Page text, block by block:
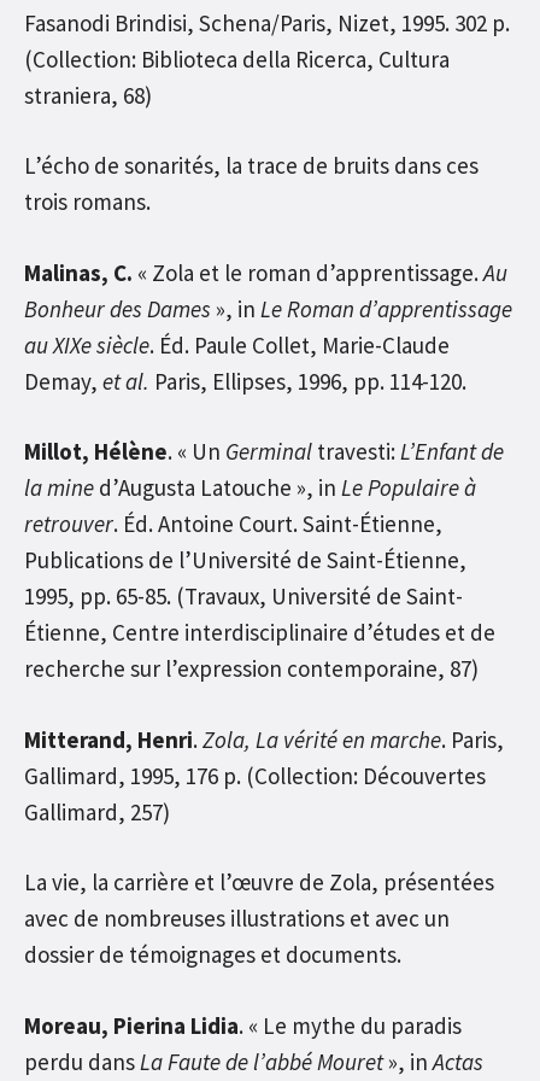
Fasanodi Brindisi, Schena/Paris, Nizet, 1995. 302 p.
(Collection: Biblioteca della Ricerca, Cultura
straniera, 68)
L’écho de sonarités, la trace de bruits dans ces
trois romans.
Malinas, C. « Zola et le roman d’apprentissage.Au
Bonheur des Dames », in Le Roman d’apprentissage
au XIXe siècle. Éd. Paule Collet, Marie-Claude
Demay, et al. Paris, Ellipses, 1996, pp. 114-120.
Millot, Hélène. « Un Germinal travesti:L’Enfant de
la mine d’Augusta Latouche », in Le Populaire à
retrouver. Éd. Antoine Court. Saint-Étienne,
Publications de l’Université de Saint-Étienne,
1995, pp. 65-85. (Travaux, Université de Saint-
Étienne, Centre interdisciplinaire d’études et de
recherche sur l’expression contemporaine, 87)
Mitterand, Henri.Zola, La vérité en marche. Paris,
Gallimard, 1995, 176 p. (Collection: Découvertes
Gallimard, 257)
La vie, la carrière et l’œuvre de Zola, présentées
avec de nombreuses illustrations et avec un
dossier de témoignages et documents.
Moreau, Pierina Lidia. « Le mythe du paradis
perdu dans La Faute de l’abbé Mouret», inActas